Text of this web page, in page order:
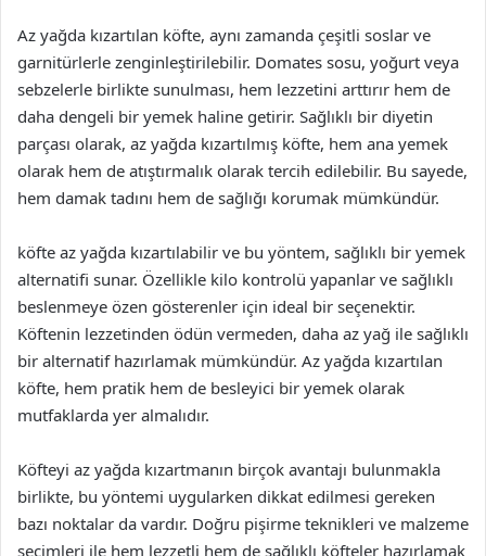
Az yağda kızartılan köfte, aynı zamanda çeşitli soslar ve
garnitürlerle zenginleştirilebilir. Domates sosu, yoğurt veya
sebzelerle birlikte sunulması, hem lezzetini arttırır hem de
daha dengeli bir yemek haline getirir. Sağlıklı bir diyetin
parçası olarak, az yağda kızartılmış köfte, hem ana yemek
olarak hem de atıştırmalık olarak tercih edilebilir. Bu sayede,
hem damak tadını hem de sağlığı korumak mümkündür.
köfte az yağda kızartılabilir ve bu yöntem, sağlıklı bir yemek
alternatifi sunar. Özellikle kilo kontrolü yapanlar ve sağlıklı
beslenmeye özen gösterenler için ideal bir seçenektir.
Köftenin lezzetinden ödün vermeden, daha az yağ ile sağlıklı
bir alternatif hazırlamak mümkündür. Az yağda kızartılan
köfte, hem pratik hem de besleyici bir yemek olarak
mutfaklarda yer almalıdır.
Köfteyi az yağda kızartmanın birçok avantajı bulunmakla
birlikte, bu yöntemi uygularken dikkat edilmesi gereken
bazı noktalar da vardır. Doğru pişirme teknikleri ve malzeme
seçimleri ile hem lezzetli hem de sağlıklı köfteler hazırlamak